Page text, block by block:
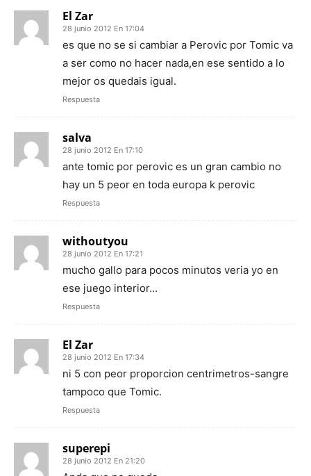
El Zar
28 junio 2012 En 17:04
es que no se si cambiar a Perovic por Tomic va
a ser como no hacer nada,en ese sentido a lo
mejor os quedais igual.
Respuesta
salva
28 junio 2012 En 17:10
ante tomic por perovic es un gran cambio no
hay un 5 peor en toda europa k perovic
Respuesta
withoutyou
28 junio 2012 En 17:21
mucho gallo para pocos minutos veria yo en
ese juego interior…
Respuesta
El Zar
28 junio 2012 En 17:34
ni 5 con peor proporcion centrimetros-sangre
tampoco que Tomic.
Respuesta
superepi
28 junio 2012 En 21:20